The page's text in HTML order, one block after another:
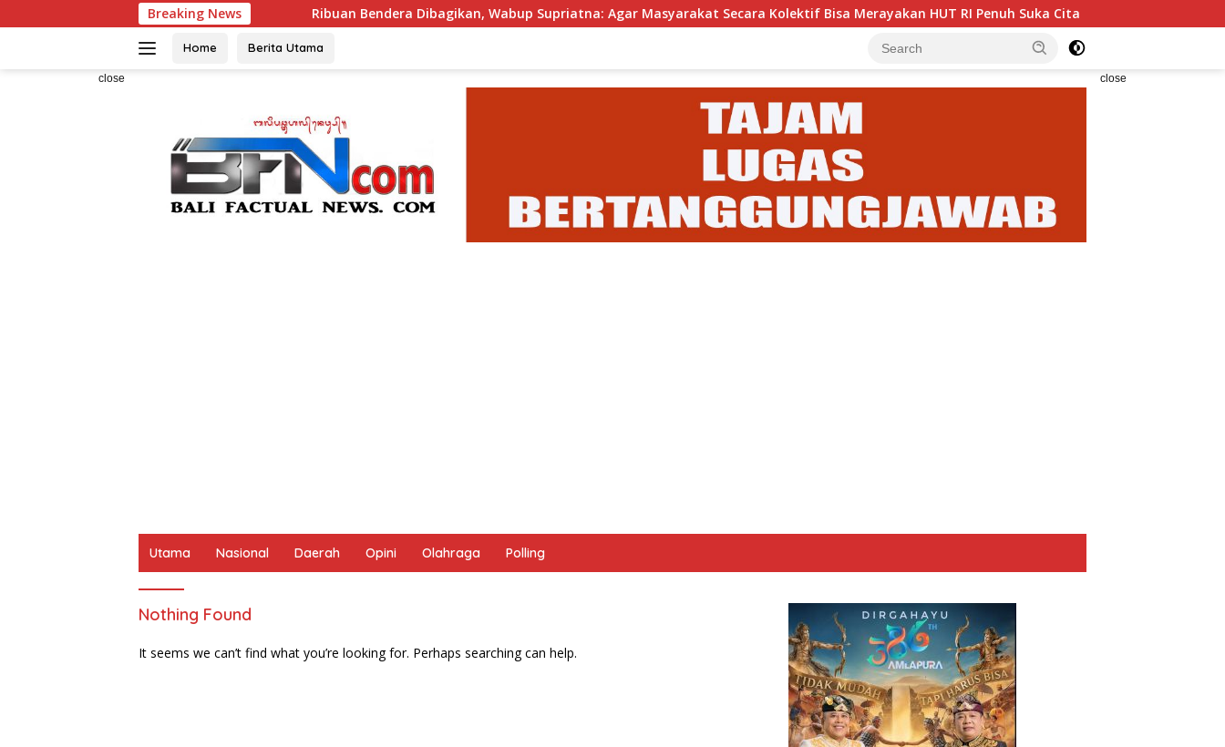
to
Breaking News
Ribuan Bendera Dibagikan, Wabup Supriatna: Agar Masyarakat Secara Kolektif Bisa Merayakan HUT RI Penuh Suka Cita Enam Analis Kebencanaan
Home Berita Utama
close close
Utama Nasional Daerah Opini Olahraga Polling
Nothing Found
It seems we can’t find what you’re looking for. Perhaps searching can help.